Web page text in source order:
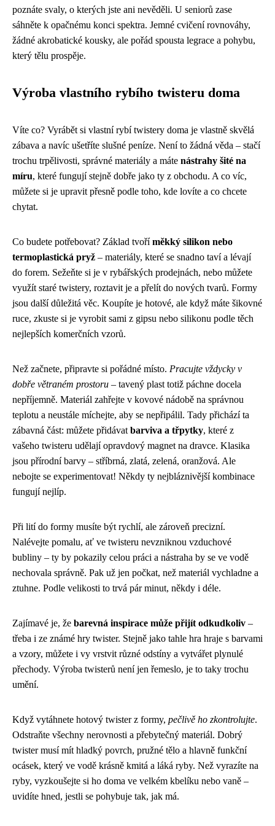
poznáte svaly, o kterých jste ani nevěděli. U seniorů zase
sáhněte k opačnému konci spektra. Jemné cvičení rovnováhy,
žádné akrobatické kousky, ale pořád spousta legrace a pohybu,
který tělu prospěje.
Výroba vlastního rybího twisteru doma
Víte co? Vyrábět si vlastní rybí twistery doma je vlastně skvělá
zábava a navíc ušetříte slušné peníze. Není to žádná věda – stačí
trochu trpělivosti, správné materiály a máte nástrahy šité na
míru, které fungují stejně dobře jako ty z obchodu. A co víc,
můžete si je upravit přesně podle toho, kde lovíte a co chcete
chytat.
Co budete potřebovat? Základ tvoříměkký silikon nebo
termoplastická pryž – materiály, které se snadno taví a lévají
do forem. Sežeňte si je v rybářských prodejnách, nebo můžete
využít staré twistery, roztavit je a přelít do nových tvarů. Formy
jsou další důležitá věc. Koupíte je hotové, ale když máte šikovné
ruce, zkuste si je vyrobit sami z gipsu nebo silikonu podle těch
nejlepších komerčních vzorů.
Než začnete, připravte si pořádné místo. Pracujte vždycky v
dobře větraném prostoru – tavený plast totiž páchne docela
nepříjemně. Materiál zahřejte v kovové nádobě na správnou
teplotu a neustále míchejte, aby se nepřipálil. Tady přichází ta
zábavná část: můžete přidávat barviva a třpytky, které z
vašeho twisteru udělají opravdový magnet na dravce. Klasika
jsou přírodní barvy – stříbrná, zlatá, zelená, oranžová. Ale
nebojte se experimentovat! Někdy ty nejbláznivější kombinace
fungují nejlíp.
Při lití do formy musíte být rychlí, ale zároveň precizní.
Nalévejte pomalu, ať ve twisteru nevzniknou vzduchové
bubliny – ty by pokazily celou práci a nástraha by se ve vodě
nechovala správně. Pak už jen počkat, než materiál vychladne a
ztuhne. Podle velikosti to trvá pár minut, někdy i déle.
Zajímavé je, že barevná inspirace může přijít odkudkoliv –
třeba i ze známé hry twister. Stejně jako tahle hra hraje s barvami
a vzory, můžete i vy vrstvit různé odstíny a vytvářet plynulé
přechody. Výroba twisterů není jen řemeslo, je to taky trochu
umění.
Když vytáhnete hotový twister z formy, pečlivě ho zkontrolujte.
Odstraňte všechny nerovnosti a přebytečný materiál. Dobrý
twister musí mít hladký povrch, pružné tělo a hlavně funkční
ocásek, který ve vodě krásně kmitá a láká ryby. Než vyrazíte na
ryby, vyzkoušejte si ho doma ve velkém kbelíku nebo vaně –
uvidíte hned, jestli se pohybuje tak, jak má.